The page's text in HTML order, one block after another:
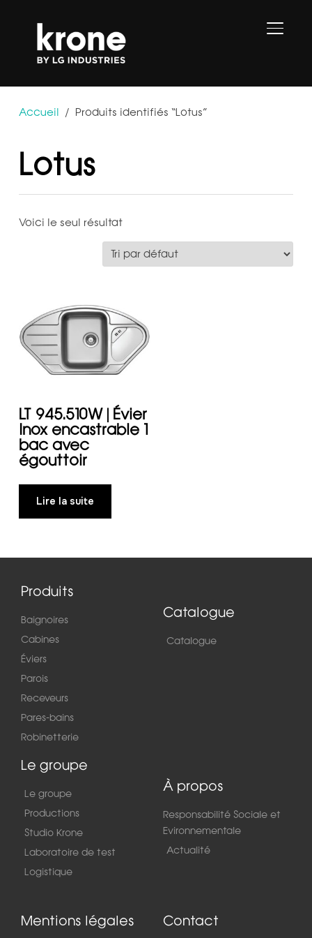
Accueil / Produits identifiés “Lotus”
Lotus
Voici le seul résultat
LT 945.510W | Évier
Inox encastrable 1
bac avec
égouttoir
Lire la suite
Produits
Baignoires
Cabines
Éviers
Parois
Receveurs
Pares-bains
Robinetterie
Catalogue
Catalogue
Le groupe
Le groupe
Productions
Studio Krone
Laboratoire de test
Logistique
À propos
Responsabilité Sociale et
Evironnementale
Actualité
Mentions légales Contact